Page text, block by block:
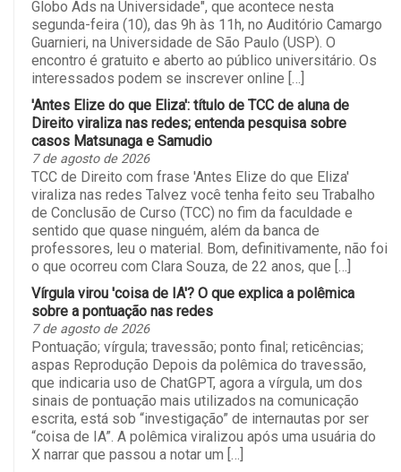
Globo Ads na Universidade", que acontece nesta
segunda-feira (10), das 9h às 11h, no Auditório Camargo
Guarnieri, na Universidade de São Paulo (USP). O
encontro é gratuito e aberto ao público universitário. Os
interessados podem se inscrever online […]
'Antes Elize do que Eliza': título de TCC de aluna de
Direito viraliza nas redes; entenda pesquisa sobre
casos Matsunaga e Samudio
7 de agosto de 2026
TCC de Direito com frase 'Antes Elize do que Eliza'
viraliza nas redes Talvez você tenha feito seu Trabalho
de Conclusão de Curso (TCC) no fim da faculdade e
sentido que quase ninguém, além da banca de
professores, leu o material. Bom, definitivamente, não foi
o que ocorreu com Clara Souza, de 22 anos, que […]
Vírgula virou 'coisa de IA'? O que explica a polêmica
sobre a pontuação nas redes
7 de agosto de 2026
Pontuação; vírgula; travessão; ponto final; reticências;
aspas Reprodução Depois da polêmica do travessão,
que indicaria uso de ChatGPT, agora a vírgula, um dos
sinais de pontuação mais utilizados na comunicação
escrita, está sob “investigação” de internautas por ser
“coisa de IA”. A polêmica viralizou após uma usuária do
X narrar que passou a notar um […]